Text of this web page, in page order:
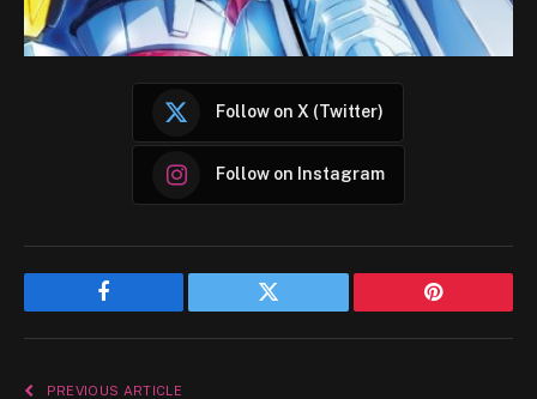
Follow on X (Twitter)
Follow on Instagram
Facebook Twitter Pinterest
PREVIOUS ARTICLE